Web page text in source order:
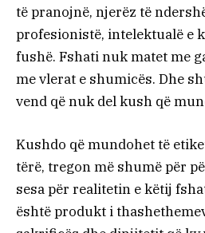
të pranojnë, njerëz të
profesionistë, intelektualë e
fushë. Fshati nuk matet me
me vlerat e shumicës. Dhe
vend që nuk del kush që
Kushdo që mundohet të
tërë, tregon më shumë për
sesa për realitetin e këtij
është produkt i